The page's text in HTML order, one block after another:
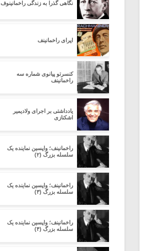
نگاهی گذرا به زندگی راخمانینوف
اپرای راخمانینف
کنسرتو پیانوی شماره سه
راخمانینف
یادداشتى بر اجراى ولادیمیر
اشکنازى
راخمانینف؛ واپسین نماینده یک
سلسله بزرگ (۲)
راخمانینف؛ واپسین نماینده یک
سلسله بزرگ (۳)
راخمانینف؛ واپسین نماینده یک
سلسله بزرگ (۴)